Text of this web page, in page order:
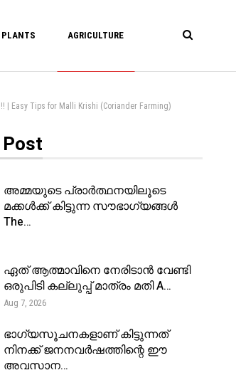
PLANTS AGRICULTURE
for Malli Krishi (Coriander Farming)
അമ്മയുടെ പ്രാർത്ഥനയിലൂടെ
മക്കൾക്ക് കിട്ടുന്ന സൗഭാഗ്യങ്ങൾ
The…
ഏത് ആത്മാവിനെ നേരിടാൻ വേണ്ടി
ഒരുപിടി കല്ലുപ്പ് മാത്രം മതി A…
Aug 7, 2026
ഭാഗ്യസൂചനകളാണ് കിട്ടുന്നത്
നിനക്ക് ജനനവർഷത്തിന്റെ ഈ
അവസാന…